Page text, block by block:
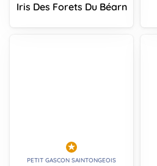
Iris Des Forets Du Béarn
PETIT GASCON SAINTONGEOIS